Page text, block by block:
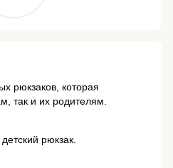
рюкзаков, которая
так и их родителям.
рюкзак.